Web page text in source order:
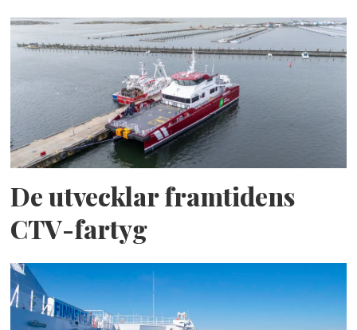
De utvecklar framtidens
CTV-fartyg